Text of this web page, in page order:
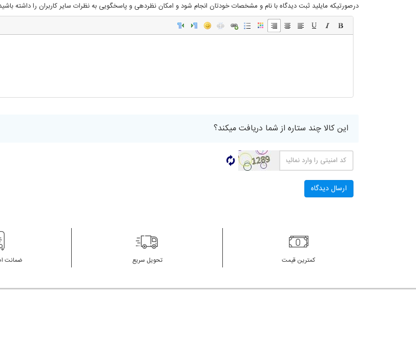
درصورتیکه مایلید ثبت دیدگاه با نام و مشخصات خودتان انجام شود و امکان نظردهی و پاسخگویی به نظرات سایر کاربران را داشته
این کالا چند ستاره از شما دریافت میکند؟
کمترین قیمت تحویل سریع ضمانت